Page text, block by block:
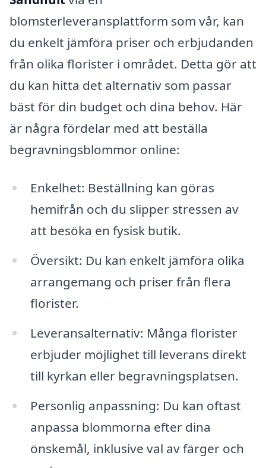
blomsterleveransplattform som vår, kan
du enkelt jämföra priser och erbjudanden
från olika florister i området. Detta gör att
du kan hitta det alternativ som passar
bäst för din budget och dina behov. Här
är några fördelar med att beställa
begravningsblommor online:
Enkelhet: Beställning kan göras
hemifrån och du slipper stressen av
att besöka en fysisk butik.
Översikt: Du kan enkelt jämföra olika
arrangemang och priser från flera
florister.
Leveransalternativ: Många florister
erbjuder möjlighet till leverans direkt
till kyrkan eller begravningsplatsen.
Personlig anpassning: Du kan oftast
anpassa blommorna efter dina
önskemål, inklusive val av färger och